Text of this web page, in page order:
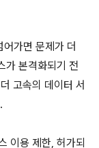
가면 문제가 더
가 본격화되기 전
고속의 데이터 서
이용 제한, 허가되